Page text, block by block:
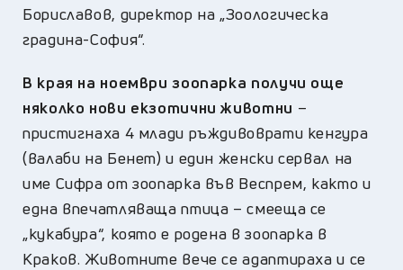
Бориславов, директор на „Зоологическа
градина-София“.
В края на ноември зоопарка получи още
няколко нови екзотични животни –
пристигнаха 4 млади ръждивоврати кенгура
(валаби на Бенет) и един женски сервал на
име Сифра от зоопарка във Веспрем, както и
една впечатляваща птица – смееща се
„кукабура“, която е родена в зоопарка в
Краков. Животните вече се адаптираха и се